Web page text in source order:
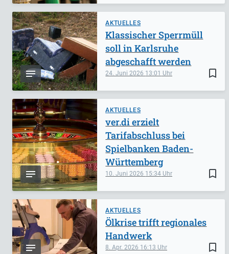
AKTUELLES
bookmark_border
24. Juni 2026 13:01
Klassischer Sperrmüll
soll in Karlsruhe
abgeschafft werden
AKTUELLES
bookmark_border
10. Juni 2026 15:34
ver.di erzielt
Tarifabschluss bei
Spielbanken Baden-
Württemberg
AKTUELLES
bookmark_border
8. Apr. 2026 16:13
Ölkrise trifft regionales
Handwerk